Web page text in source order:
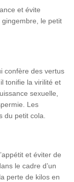
et évite
gingembre, le petit
confère des vertus
tonifie la virilité et
sexuelle,
Les
du petit cola.
et éviter de
le cadre d’un
perte de kilos en